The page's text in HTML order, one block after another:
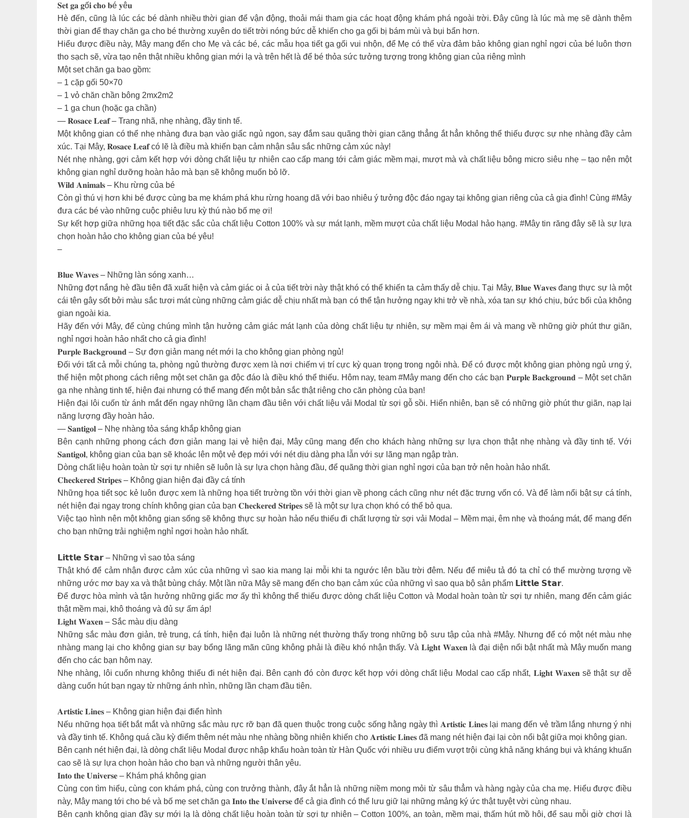
𝐒𝐞𝐭 𝐠𝐚 𝐠ố𝐢 𝐜𝐡𝐨 𝐛é 𝐲ê𝐮
Hè đến, cũng là lúc các bé dành nhiều thời gian để vận động, thoải mái tham gia các hoạt động khám phá ngoài trời. Đây cũng là lúc mà mẹ sẽ dành thêm
thời gian để thay chăn ga cho bé thường xuyên do tiết trời nóng bức dễ khiến cho ga gối bị bám mùi và bụi bẩn hơn.
Hiểu được điều này, Mây mang đến cho Mẹ và các bé, các mẫu họa tiết ga gối vui nhộn, để Mẹ có thể vừa đảm bảo không gian nghỉ ngơi của bé luôn thơn
tho sạch sẽ, vừa tạo nên thật nhiều không gian mới lạ và trên hết là để bé thỏa sức tưởng tượng trong không gian của riêng mình
Một set chăn ga bao gồm:
– 1 cặp gối 50×70
– 1 vỏ chăn chần bông 2mx2m2
– 1 ga chun (hoặc ga chần)
— 𝐑𝐨𝐬𝐚𝐜𝐞 𝐋𝐞𝐚𝐟 – Trang nhã, nhẹ nhàng, đầy tinh tế.
Một không gian có thể nhẹ nhàng đưa bạn vào giấc ngủ ngon, say đắm sau quãng thời gian căng thẳng ắt hẳn không thể thiếu được sự nhẹ nhàng đầy cảm
xúc. Tại Mây, 𝐑𝐨𝐬𝐚𝐜𝐞 𝐋𝐞𝐚𝐟 có lẽ là điều mà khiến bạn cảm nhận sâu sắc những cảm xúc này!
Nét nhẹ nhàng, gợi cảm kết hợp với dòng chất liệu tự nhiên cao cấp mang tới cảm giác mềm mại, mượt mà và chất liệu bông micro siêu nhẹ – tạo nên một
không gian nghỉ dưỡng hoàn hảo mà bạn sẽ không muốn bỏ lỡ.
𝐖𝐢𝐥𝐝 𝐀𝐧𝐢𝐦𝐚𝐥𝐬 – Khu rừng của bé
Còn gì thú vị hơn khi bé được cùng ba mẹ khám phá khu rừng hoang dã với bao nhiêu ý tưởng độc đáo ngay tại không gian riêng của cả gia đình! Cùng #Mây
đưa các bé vào những cuộc phiêu lưu kỳ thú nào bố mẹ ơi!
Sự kết hợp giữa những họa tiết đặc sắc của chất liệu Cotton 100% và sự mát lạnh, mềm mượt của chất liệu Modal hảo hạng. #Mây tin răng đây sẽ là sự lựa
chọn hoàn hảo cho không gian của bé yêu!
–
𝐁𝐥𝐮𝐞 𝐖𝐚𝐯𝐞𝐬 – Những làn sóng xanh…
Những đợt nắng hè đầu tiên đã xuất hiện và cảm giác oi ả của tiết trời này thật khó có thể khiến ta cảm thấy dễ chịu. Tại Mây, 𝐁𝐥𝐮𝐞 𝐖𝐚𝐯𝐞𝐬 đang thực sự là một
cái tên gây sốt bởi màu sắc tươi mát cùng những cảm giác dễ chịu nhất mà bạn có thể tận hưởng ngay khi trở về nhà, xóa tan sự khó chịu, bức bối của không
gian ngoài kia.
Hãy đến với Mây, để cùng chúng mình tận hưởng cảm giác mát lạnh của dòng chất liệu tự nhiên, sự mềm mại êm ái và mang về những giờ phút thư giãn,
nghỉ ngơi hoàn hảo nhất cho cả gia đình!
𝐏𝐮𝐫𝐩𝐥𝐞 𝐁𝐚𝐜𝐤𝐠𝐫𝐨𝐮𝐧𝐝 – Sự đợn giản mang nét mới lạ cho không gian phòng ngủ!
Đối với tất cả mỗi chúng ta, phòng ngủ thường được xem là nơi chiếm vị trí cực kỳ quan trọng trong ngôi nhà. Để có được một không gian phòng ngủ ưng ý,
thể hiện một phong cách riêng một set chăn ga độc đáo là điều khó thể thiếu. Hôm nay, team #Mây mang đến cho các bạn 𝐏𝐮𝐫𝐩𝐥𝐞 𝐁𝐚𝐜𝐤𝐠𝐫𝐨𝐮𝐧𝐝 – Một set chăn
ga nhẹ nhàng tinh tế, hiện đại nhưng có thể mang đến một bản sắc thật riêng cho căn phòng của bạn!
Hiện đại lôi cuốn từ ánh mắt đến ngay những lần chạm đầu tiên với chất liệu vải Modal từ sợi gỗ sồi. Hiển nhiên, bạn sẽ có những giờ phút thư giãn, nạp lại
năng lượng đầy hoàn hảo.
— 𝐒𝐚𝐧𝐭𝐢𝐠𝐨𝐥 – Nhẹ nhàng tỏa sáng khắp không gian
Bên cạnh những phong cách đơn giản mang lại vẻ hiện đại, Mây cũng mang đến cho khách hàng những sự lựa chọn thật nhẹ nhàng và đầy tinh tế. Với
𝐒𝐚𝐧𝐭𝐢𝐠𝐨𝐥, không gian của bạn sẽ khoác lên một vẻ đẹp mới với nét dịu dàng pha lẫn với sự lãng mạn ngập tràn.
Dòng chất liệu hoàn toàn từ sợi tự nhiên sẽ luôn là sự lựa chọn hàng đầu, để quãng thời gian nghỉ ngơi của bạn trở nên hoàn hảo nhất.
𝐂𝐡𝐞𝐜𝐤𝐞𝐫𝐞𝐝 𝐒𝐭𝐫𝐢𝐩𝐞𝐬 – Không gian hiện đại đầy cá tính
Những họa tiết sọc kẻ luôn được xem là những họa tiết trường tồn với thời gian về phong cách cũng như nét đặc trưng vốn có. Và để làm nổi bật sự cá tính,
nét hiện đại ngay trong chính không gian của bạn 𝐂𝐡𝐞𝐜𝐤𝐞𝐫𝐞𝐝 𝐒𝐭𝐫𝐢𝐩𝐞𝐬 sẽ là một sự lựa chọn khó có thể bỏ qua.
Việc tạo hình nên một không gian sống sẽ không thực sự hoàn hảo nếu thiếu đi chất lượng từ sợi vải Modal – Mềm mại, êm nhẹ và thoáng mát, để mang đến
cho bạn những trải nghiệm nghỉ ngơi hoàn hảo nhất.
𝗟𝗶𝘁𝘁𝗹𝗲 𝗦𝘁𝗮𝗿 – Những vì sao tỏa sáng
Thật khó để cảm nhận được cảm xúc của những vì sao kia mang lại mỗi khi ta ngước lên bầu trời đêm. Nếu để miêu tả đó ta chỉ có thể mường tượng về
những ước mơ bay xa và thật bùng cháy. Một lần nữa Mây sẽ mang đến cho bạn cảm xúc của những vì sao qua bộ sản phẩm 𝗟𝗶𝘁𝘁𝗹𝗲 𝗦𝘁𝗮𝗿.
Để được hòa mình và tận hưởng những giấc mơ ấy thì không thể thiếu được dòng chất liệu Cotton và Modal hoàn toàn từ sợi tự nhiên, mang đến cảm giác
thật mềm mại, khô thoáng và đủ sự ấm áp!
𝐋𝐢𝐠𝐡𝐭 𝐖𝐚𝐱𝐞𝐧 – Sắc màu dịu dàng
Những sắc màu đơn giản, trẻ trung, cá tính, hiện đại luôn là những nét thường thấy trong những bộ sưu tập của nhà #Mây. Nhưng để có một nét màu nhẹ
nhàng mang lại cho không gian sự bay bổng lãng mãn cũng không phải là điều khó nhận thấy. Và 𝐋𝐢𝐠𝐡𝐭 𝐖𝐚𝐱𝐞𝐧 là đại diện nổi bật nhất mà Mây muốn mang
đến cho các bạn hôm nay.
Nhẹ nhàng, lôi cuốn nhưng không thiếu đi nét hiện đại. Bên cạnh đó còn được kết hợp với dòng chất liệu Modal cao cấp nhất, 𝐋𝐢𝐠𝐡𝐭 𝐖𝐚𝐱𝐞𝐧 sẽ thật sự dễ
dàng cuốn hút bạn ngay từ những ánh nhìn, những lần chạm đầu tiên.
𝐀𝐫𝐭𝐢𝐬𝐭𝐢𝐜 𝐋𝐢𝐧𝐞𝐬 – Không gian hiện đại điển hình
Nếu những họa tiết bắt mắt và những sắc màu rực rỡ bạn đã quen thuộc trong cuộc sống hằng ngày thì 𝐀𝐫𝐭𝐢𝐬𝐭𝐢𝐜 𝐋𝐢𝐧𝐞𝐬 lại mang đến vẻ trầm lắng nhưng ý nhị
và đầy tinh tế. Không quá cầu kỳ điểm thêm nét màu nhẹ nhàng bồng nhiên khiến cho 𝐀𝐫𝐭𝐢𝐬𝐭𝐢𝐜 𝐋𝐢𝐧𝐞𝐬 đã mang nét hiện đại lại còn nổi bật giữa mọi không gian.
Bên cạnh nét hiện đại, là dòng chất liệu Modal được nhập khẩu hoàn toàn từ Hàn Quốc với nhiều ưu điểm vượt trội cùng khả năng kháng bụi và kháng khuẩn
cao sẽ là sự lựa chọn hoàn hảo cho bạn và những người thân yêu.
𝐈𝐧𝐭𝐨 𝐭𝐡𝐞 𝐔𝐧𝐢𝐯𝐞𝐫𝐬𝐞 – Khám phá không gian
Cùng con tìm hiểu, cùng con khám phá, cùng con trưởng thành, đây ắt hẳn là những niềm mong mỏi từ sâu thẳm và hàng ngày của cha mẹ. Hiểu được điều
này, Mây mang tới cho bé và bố mẹ set chăn ga 𝐈𝐧𝐭𝐨 𝐭𝐡𝐞 𝐔𝐧𝐢𝐯𝐞𝐫𝐬𝐞 để cả gia đình có thể lưu giữ lại những mảng ký ức thật tuyệt vời cùng nhau.
Bên cạnh không gian đầy sự mới lạ là dòng chất liệu hoàn toàn từ sợi tự nhiên – Cotton 100%, an toàn, mềm mại, thấm hút mồ hôi, để sau mỗi giờ chơi là